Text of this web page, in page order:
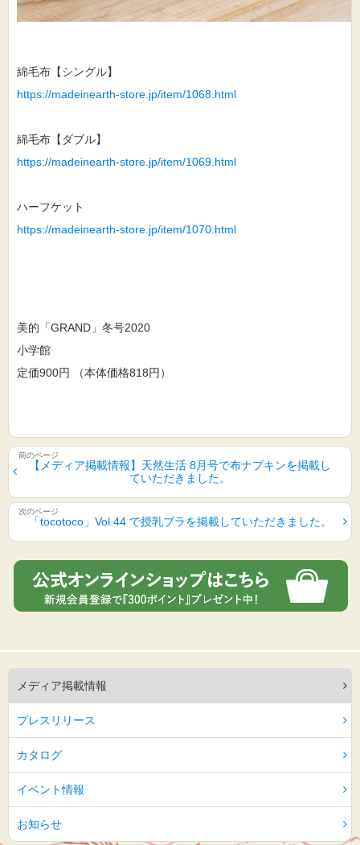
綿毛布【シングル】
https://madeinearth-store.jp/item/1068.html
綿毛布【ダブル】
https://madeinearth-store.jp/item/1069.html
ハーフケット
https://madeinearth-store.jp/item/1070.html
美的「GRAND」冬号2020
小学館
定価900円 （本体価格818円）
【メディア掲載情報】天然生活 8月号で布ナプキンを掲載し
ていただきました。
「tocotoco」Vol.44 で授乳ブラを掲載していただきました。
メディア掲載情報
プレスリリース
カタログ
イベント情報
お知らせ